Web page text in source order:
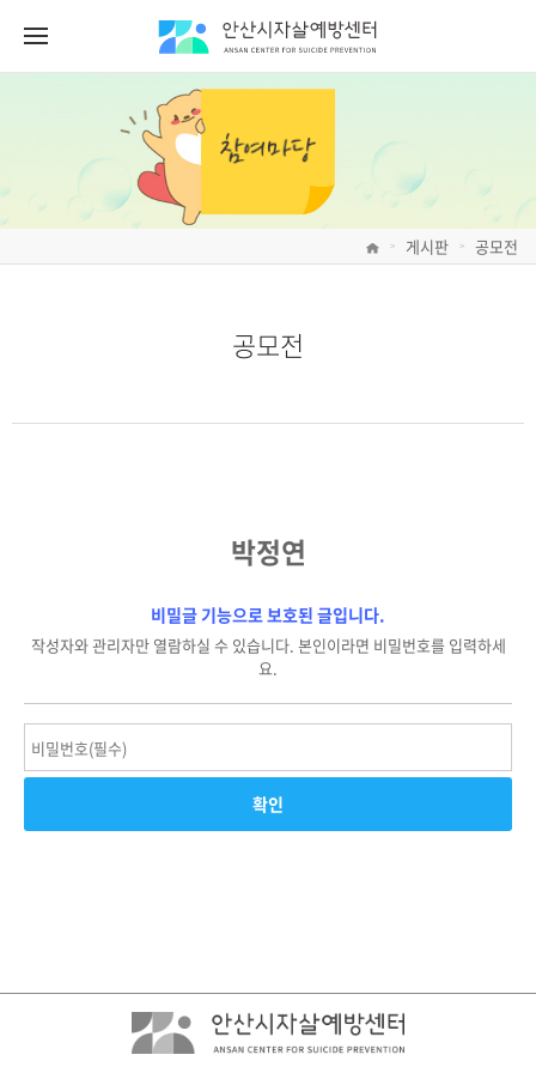
> 게시판 > 공모전
공모전
박정연
비밀글 기능으로 보호된 글입니다.
작성자와 관리자만 열람하실 수 있습니다. 본인이라면 비밀번호를 입력하세
요.